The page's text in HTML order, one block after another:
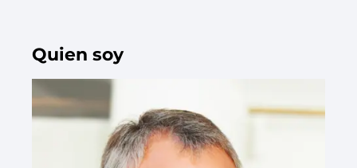
Quien soy